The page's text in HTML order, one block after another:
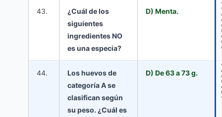
43.
¿Cuál de los
siguientes
ingredientes NO
es una especia?
D) Menta.
44.
Los huevos de
categoría A se
clasifican según
su peso. ¿Cuál es
D) De 63 a 73 g.